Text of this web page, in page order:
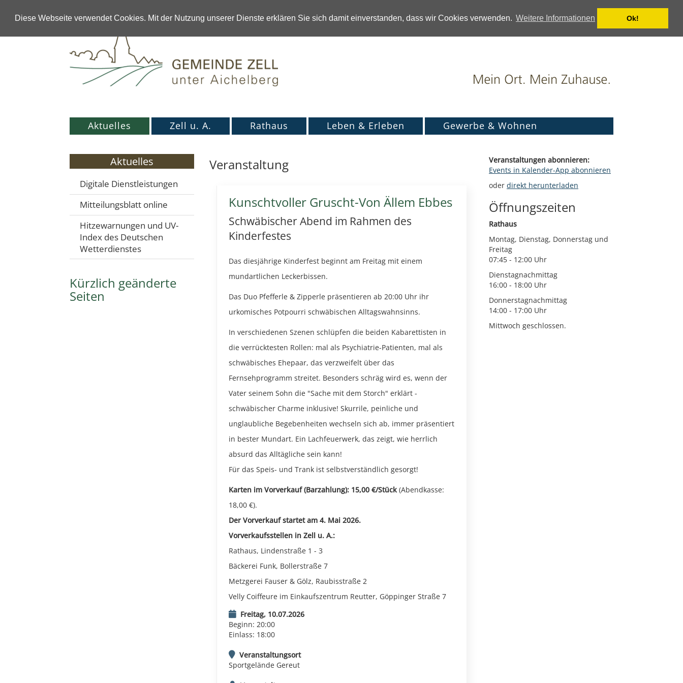
Diese Webseite verwendet Cookies. Mit der Nutzung unserer Dienste erklären Sie sich damit einverstanden, dass wir Cookies verwenden. Weitere Informationen Ok!
Aktuelles Zell u. A. Rathaus Leben & Erleben Gewerbe & Wohnen
Veranstaltung
Kunschtvoller Gruscht-Von Ällem Ebbes
Schwäbischer Abend im Rahmen des
Kinderfestes
Das diesjährige Kinderfest beginnt am Freitag mit einem
mundartlichen Leckerbissen.
Das Duo Pfefferle & Zipperle präsentieren ab 20:00 Uhr ihr
urkomisches Potpourri schwäbischen Alltagswahnsinns.
In verschiedenen Szenen schlüpfen die beiden Kabarettisten in
die verrücktesten Rollen: mal als Psychiatrie-Patienten, mal als
schwäbisches Ehepaar, das verzweifelt über das
Fernsehprogramm streitet. Besonders schräg wird es, wenn der
Vater seinem Sohn die "Sache mit dem Storch" erklärt -
schwäbischer Charme inklusive! Skurrile, peinliche und
unglaubliche Begebenheiten wechseln sich ab, immer präsentiert
in bester Mundart. Ein Lachfeuerwerk, das zeigt, wie herrlich
absurd das Alltägliche sein kann!
Für das Speis- und Trank ist selbstverständlich gesorgt!
Karten im Vorverkauf (Barzahlung): 15,00 €/Stück(Abendkasse:
18,00 €).
Der Vorverkauf startet am 4. Mai 2026.
Vorverkaufsstellen in Zell u. A.:
Rathaus, Lindenstraße 1 - 3
Bäckerei Funk, Bollerstraße 7
Metzgerei Fauser & Gölz, Raubisstraße 2
Velly Coiffeure im Einkaufszentrum Reutter, Göppinger Straße 7
Freitag, 10.07.2026
Beginn: 20:00
Einlass: 18:00
Veranstaltungsort
Sportgelände Gereut
Veranstaltungen abonnieren:
Events in Kalender-App abonnieren
oder direkt herunterladen
Öffnungszeiten
Rathaus
Montag, Dienstag, Donnerstag und
Freitag
07:45 - 12:00 Uhr
Dienstagnachmittag
16:00 - 18:00 Uhr
Donnerstagnachmittag
14:00 - 17:00 Uhr
Mittwoch geschlossen.
Aktuelles
Digitale Dienstleistungen
Mitteilungsblatt online
Hitzewarnungen und UV-
Index des Deutschen
Wetterdienstes
Kürzlich geänderte
Seiten